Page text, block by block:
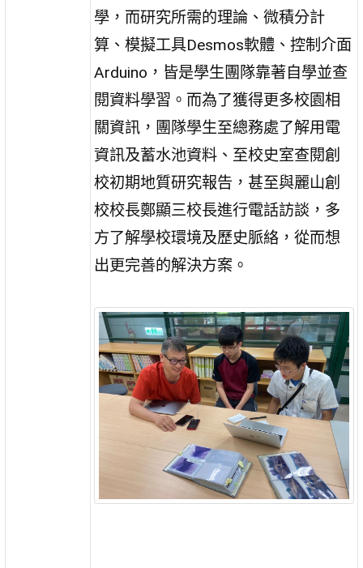
學，而研究所需的理論、微積分計
算、模擬工具Desmos軟體、控制介面
Arduino，皆是學生團隊靠著自學並查
閱資料學習。而為了獲得更多校園相
關資訊，團隊學生至總務處了解用電
資訊及蓄水池資料、至校史室查閱創
校初期地質研究報告，甚至與麗山創
校校長鄭顯三校長進行電話訪談，多
方了解學校環境及歷史脈絡，從而想
出更完善的解決方案。